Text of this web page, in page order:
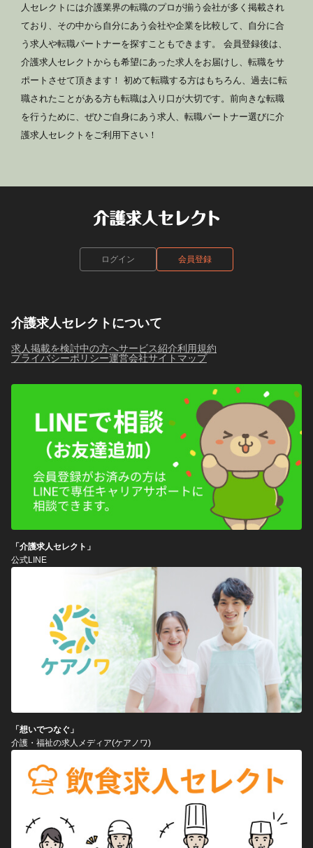
人セレクトには介護業界の転職のプロが揃う会社が多く掲載され
ており、その中から自分にあう会社や企業を比較して、自分に合
う求人や転職パートナーを探すこともできます。 会員登録後は、
介護求人セレクトからも希望にあった求人をお届けし、転職をサ
ポートさせて頂きます！ 初めて転職する方はもちろん、過去に転
職されたことがある方も転職は入り口が大切です。前向きな転職
を行うために、ぜひご自身にあう求人、転職パートナー選びに介
護求人セレクトをご利用下さい！
ログイン 会員登録
介護求人セレクトについて
求人掲載を検討中の方へサービス紹介利用規約
プライバシーポリシー運営会社サイトマップ
「介護求人セレクト」
公式LINE
「想いでつなぐ」
介護・福祉の求人メディア(ケアノワ)